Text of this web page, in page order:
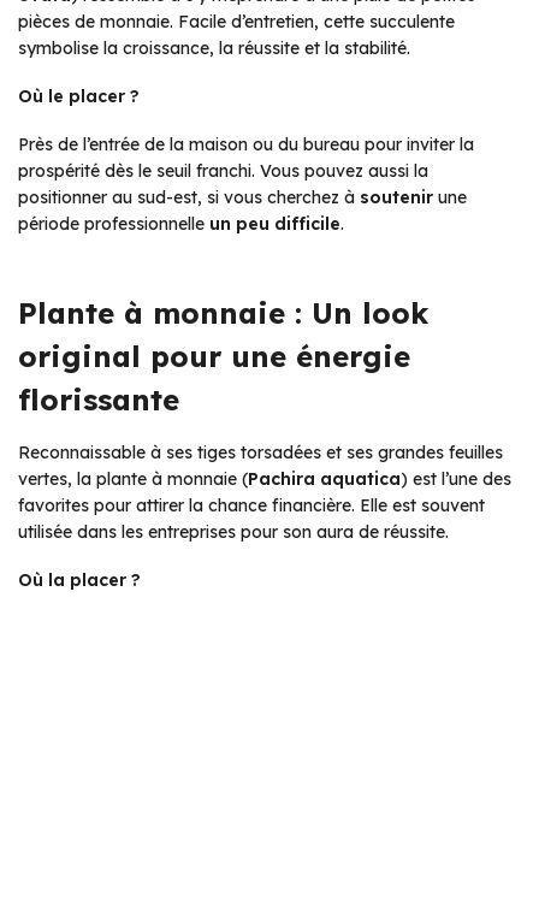
pièces de monnaie. Facile d’entretien, cette succulente
symbolise la croissance, la réussite et la stabilité.
Où le placer ?
Près de l’entrée de la maison ou du bureau pour inviter la
prospérité dès le seuil franchi. Vous pouvez aussi la
positionner au sud-est, si vous cherchez à soutenir une
période professionnelle un peu difficile.
Plante à monnaie : Un look
original pour une énergie
florissante
Reconnaissable à ses tiges torsadées et ses grandes feuilles
vertes, la plante à monnaie (Pachira aquatica) est l’une des
favorites pour attirer la chance financière. Elle est souvent
utilisée dans les entreprises pour son aura de réussite.
Où la placer ?